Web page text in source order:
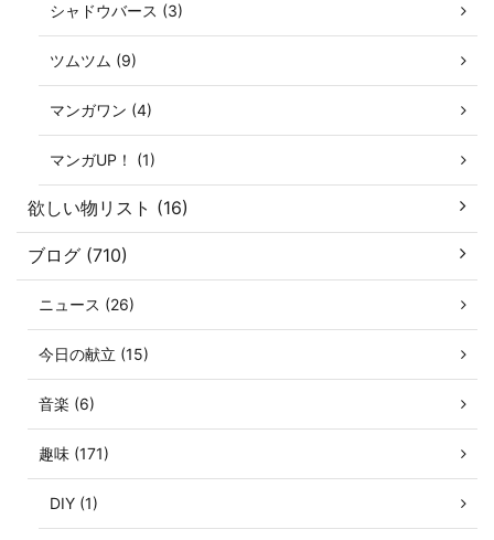
シャドウバース (3)
ツムツム (9)
マンガワン (4)
マンガUP！ (1)
欲しい物リスト (16)
ブログ (710)
ニュース (26)
今日の献立 (15)
音楽 (6)
趣味 (171)
DIY (1)